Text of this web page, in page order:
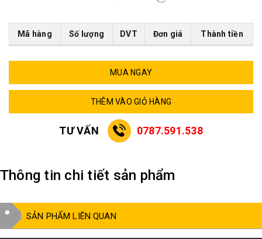
Mã hàng Số lượng DVT Đơn giá Thành tiền
MUA NGAY
THÊM VÀO GIỎ HÀNG
TƯ VẤN 0787.591.538
Thông tin chi tiết sản phẩm
SẢN PHẨM LIÊN QUAN